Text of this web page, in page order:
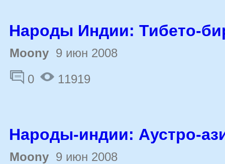
Народы Индии: Тибето-
Moony 9 июн 2008
0
11919
Народы-индии: Аустро-
Moony 9 июн 2008